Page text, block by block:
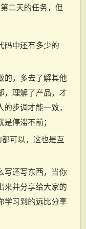
二天的任务，但
码中还有多少的
的，多去了解其他
，理解了产品，才
步调才能一致，
停滞不前；
可以，这也是互
写还写东西，当你
来并分享给大家的
学习到的远比分享